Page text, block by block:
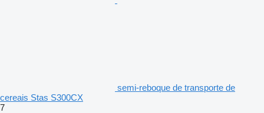
semi-reboque de transporte de
cereais Stas S300CX
7